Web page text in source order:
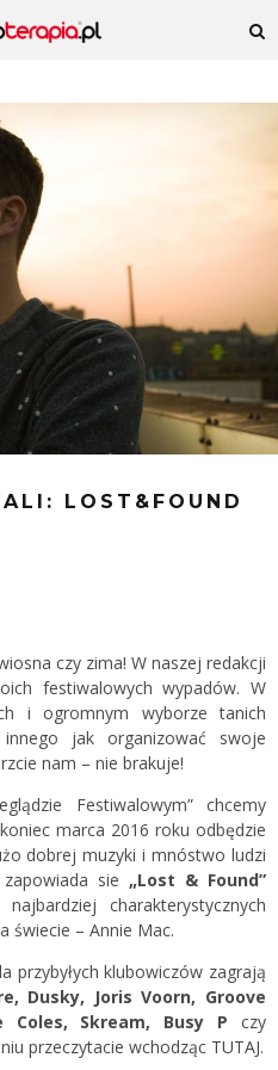
LOST&FOUND
czy zima! W naszej redakcji
festiwalowych wypadów. W
i ogromnym wyborze tanich
jak organizować swoje
nam – nie brakuje!
Festiwalowym” chcemy
marca 2016 roku odbędzie
dobrej muzyki i mnóstwo ludzi
sie „Lost & Found”
charakterystycznych
świecie – Annie Mac.
przybyłych klubowiczów zagrają
Dusky, Joris Voorn, Groove
Coles, Skream, Busy P czy
przeczytacie wchodząc TUTAJ.